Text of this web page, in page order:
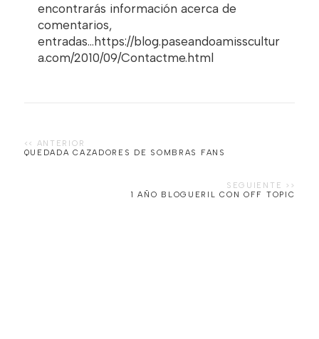
encontrarás información acerca de
comentarios,
entradas...https://blog.paseandoamisscultur
a.com/2010/09/Contactme.html
QUEDADA CAZADORES DE SOMBRAS FANS
1 AÑO BLOGUERIL CON OFF TOPIC